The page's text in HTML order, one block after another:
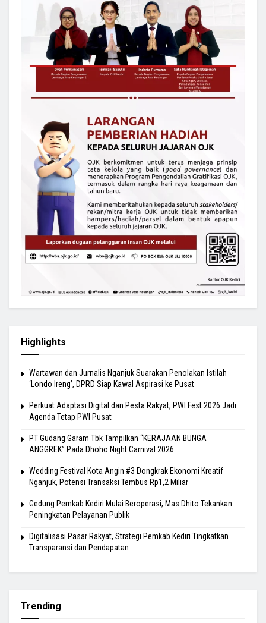
Highlights
Wartawan dan Jurnalis Nganjuk Suarakan Penolakan Istilah
‘Londo Ireng’, DPRD Siap Kawal Aspirasi ke Pusat
Perkuat Adaptasi Digital dan Pesta Rakyat, PWI Fest 2026 Jadi
Agenda Tetap PWI Pusat
PT Gudang Garam Tbk Tampilkan “KERAJAAN BUNGA
ANGGREK” Pada Dhoho Night Carnival 2026
Wedding Festival Kota Angin #3 Dongkrak Ekonomi Kreatif
Nganjuk, Potensi Transaksi Tembus Rp1,2 Miliar
Gedung Pemkab Kediri Mulai Beroperasi, Mas Dhito Tekankan
Peningkatan Pelayanan Publik
Digitalisasi Pasar Rakyat, Strategi Pemkab Kediri Tingkatkan
Transparansi dan Pendapatan
Trending